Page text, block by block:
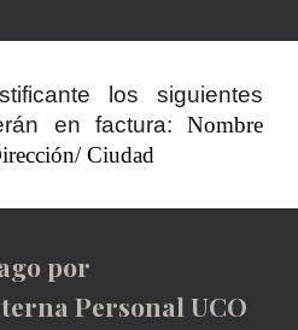
los siguientes
en factura: Nombre
Ciudad
por
Personal UCO